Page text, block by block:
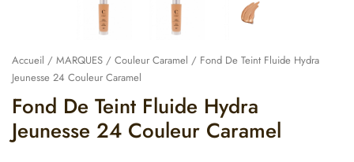
Accueil / MARQUES / Couleur Caramel / Fond De Teint Fluide Hydra
Jeunesse 24 Couleur Caramel
Fond De Teint Fluide Hydra
Jeunesse 24 Couleur Caramel